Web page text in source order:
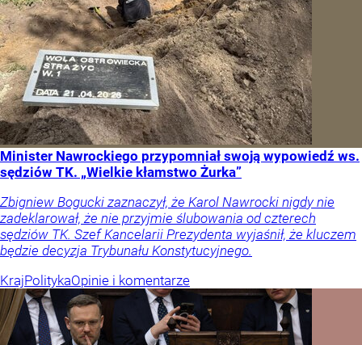
Minister Nawrockiego przypomniał swoją wypowiedź ws.
sędziów TK. „Wielkie kłamstwo Żurka”
Zbigniew Bogucki zaznaczył, że Karol Nawrocki nigdy nie
zadeklarował, że nie przyjmie ślubowania od czterech
sędziów TK. Szef Kancelarii Prezydenta wyjaśnił, że kluczem
będzie decyzja Trybunału Konstytucyjnego.
KrajPolitykaOpinie i komentarze